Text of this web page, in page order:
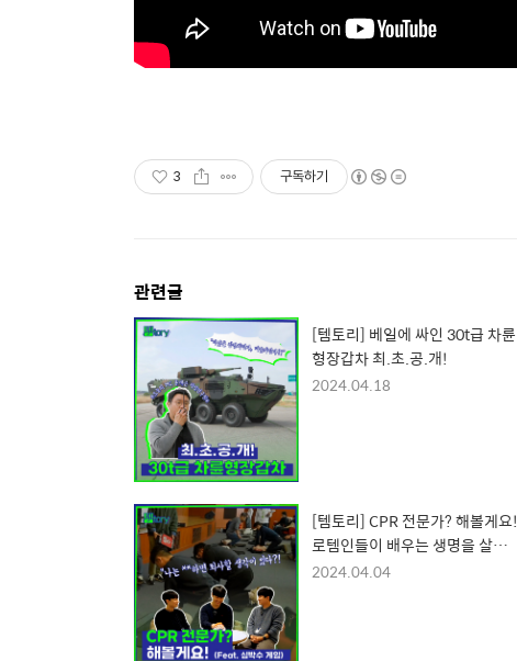
3 구독하기
관련글
[템토리] 베일에 싸인 30t급 차륜
형장갑차 최.초.공.개!
2024.04.18
[템토리] CPR 전문가? 해볼게요!
로템인들이 배우는 생명을 살리
는 법
2024.04.04